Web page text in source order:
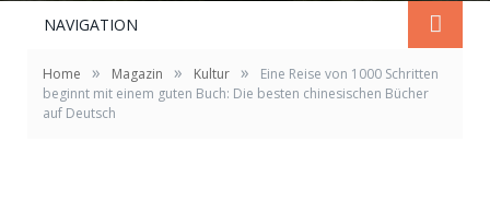
NAVIGATION
Home » Magazin » Kultur »
Eine Reise von 1000 Schritten
beginnt mit einem guten Buch: Die besten chinesischen Bücher
auf Deutsch